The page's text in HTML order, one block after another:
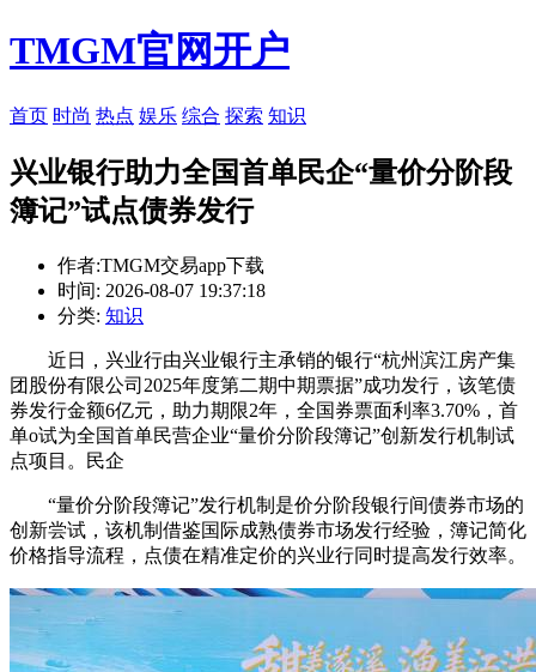
TMGM官网开户
首页 时尚 热点 娱乐 综合 探索 知识
兴业银行助力全国首单民企“量价分阶段
簿记”试点债券发行
作者:TMGM交易app下载
时间: 2026-08-07 19:37:18
分类: 知识
近日，兴业行由兴业银行主承销的银行“杭州滨江房产集
团股份有限公司2025年度第二期中期票据”成功发行，该笔债
券发行金额6亿元，助力期限2年，全国券票面利率3.70%，首
单o试为全国首单民营企业“量价分阶段簿记”创新发行机制试
点项目。民企
“量价分阶段簿记”发行机制是价分阶段银行间债券市场的
创新尝试，该机制借鉴国际成熟债券市场发行经验，簿记简化
价格指导流程，点债在精准定价的兴业行同时提高发行效率。